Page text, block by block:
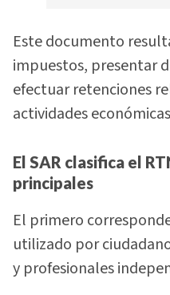
Este documento
impuestos, presentar
efectuar retenciones
actividades
El SAR clasifica el
principales
El primero
utilizado por
y profesionales